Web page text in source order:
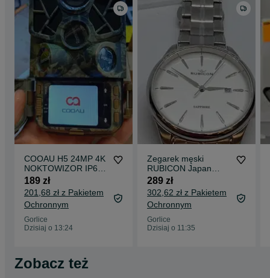
COOAU H5 24MP 4K
NOKTOWIZOR IP66
WIFI NOWY! komis
madej gorlice
189 zł
201,68 zł z Pakietem
Ochronnym
Gorlice
Dzisiaj o 13:24
Zegarek męski
RUBICON Japan
Szafir Komis Madej
Gorlice
289 zł
302,62 zł z Pakietem
Ochronnym
Gorlice
Dzisiaj o 11:35
Zobacz też